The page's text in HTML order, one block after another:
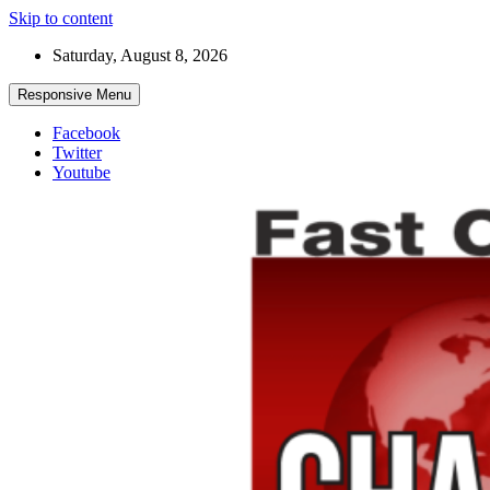
Skip to content
Saturday, August 8, 2026
Responsive Menu
Facebook
Twitter
Youtube